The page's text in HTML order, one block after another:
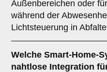
Außenbereichen oder
während der
Lichtsteuerung in
Welche Smart-Home-
nahtlose Integration